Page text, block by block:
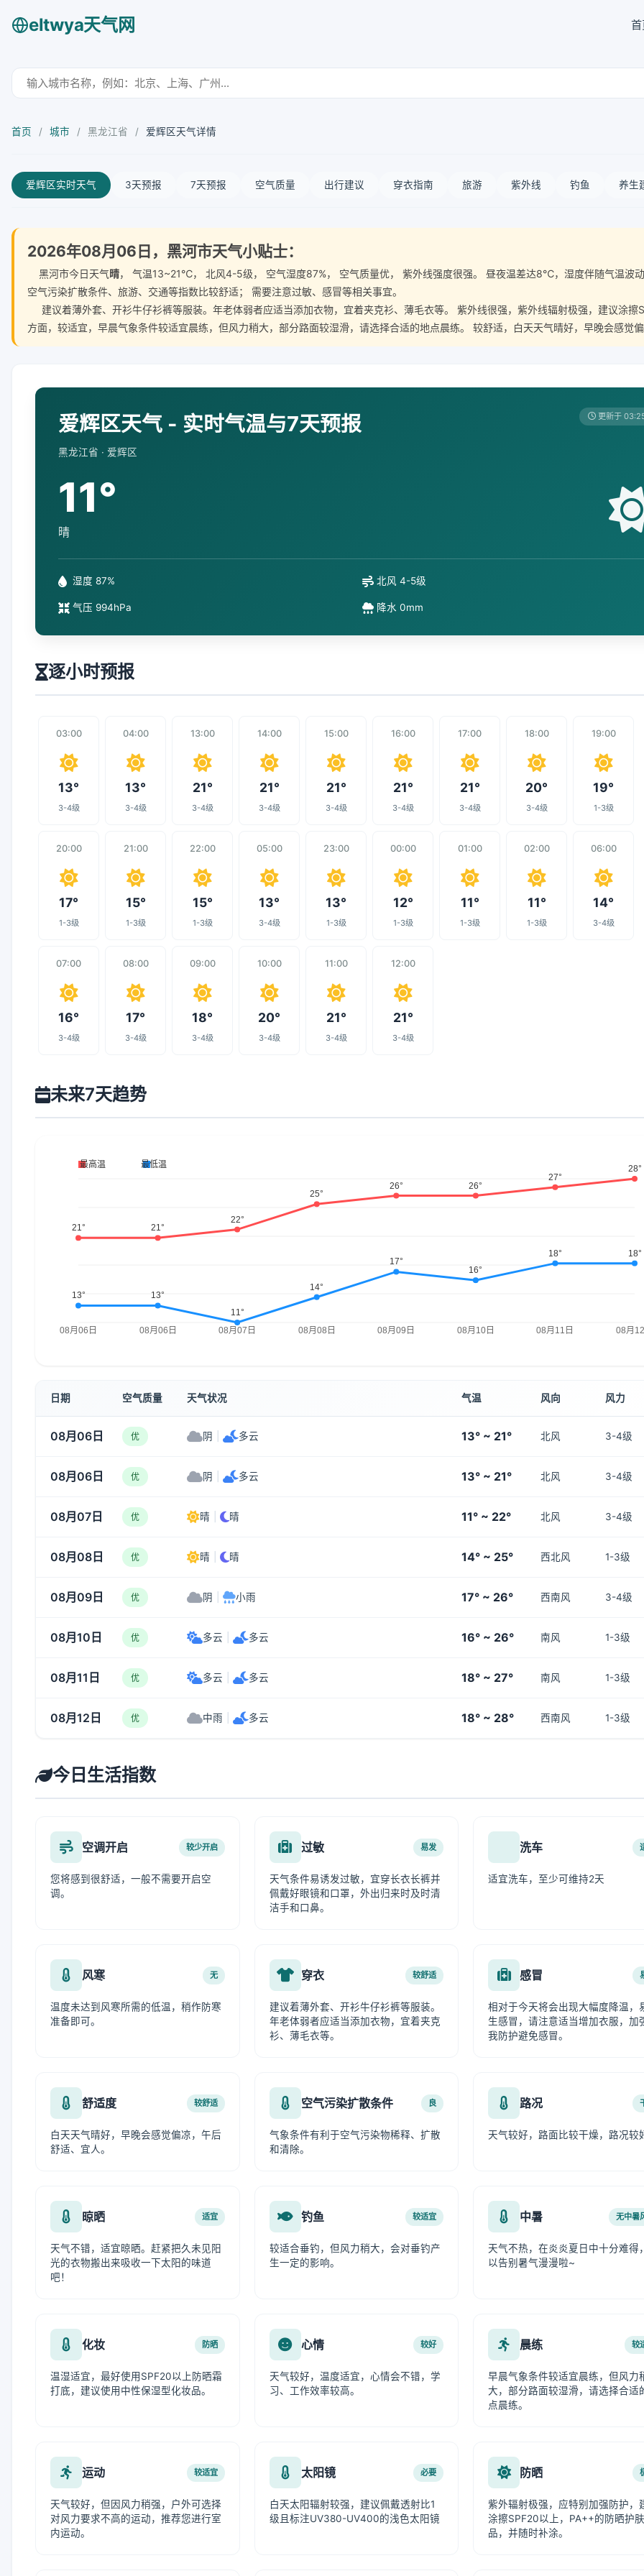
eltwya天气网
首页 / 城市 / 黑龙江省 / 爱辉区天气详情
爱辉区实时天气 3天预报 7天预报 空气质量 出行建议 穿衣指南 旅游 紫外线 钓鱼 养生
2026年08月06日，黑河市天气小贴士：
黑河市今日天气晴， 气温13~21℃， 北风4-5级， 空气湿度87%， 空气质量优， 紫外线强度很强。 昼夜温差达8℃，湿度伴随气温波
空气污染扩散条件、旅游、交通等指数比较舒适； 需要注意过敏、感冒等相关事宜。
建议着薄外套、开衫牛仔衫裤等服装。年老体弱者应适当添加衣物，宜着夹克衫、薄毛衣等。 紫外线很强，紫外线辐射极强，建议涂
方面，较适宜，早晨气象条件较适宜晨练，但风力稍大，部分路面较湿滑，请选择合适的地点晨练。 较舒适，白天天气晴好，早晚会感觉
爱辉区天气 - 实时气温与7天预报
黑龙江省 · 爱辉区
更新于
11°
晴
湿度 87% 北风 4-5级
气压 994hPa 降水 0mm
逐小时预报
03:00
13°
3-4级
04:00
13°
3-4级
13:00
21°
3-4级
14:00
21°
3-4级
15:00
21°
3-4级
16:00
21°
3-4级
17:00
21°
3-4级
18:00
20°
3-4级
19:00
19°
1-3级
20:00
17°
1-3级
21:00
15°
1-3级
22:00
15°
1-3级
05:00
13°
3-4级
23:00
13°
1-3级
00:00
12°
1-3级
01:00
11°
1-3级
02:00
11°
1-3级
06:00
14°
3-4级
07:00
16°
3-4级
08:00
17°
3-4级
09:00
18°
3-4级
10:00
20°
3-4级
11:00
21°
3-4级
12:00
21°
3-4级
未来7天趋势
日期 空气质量 天气状况 气温 风向 风力
08月06日 优 阴 多云 13° ~ 21° 北风 3-4级
08月06日 优 阴 多云 13° ~ 21° 北风 3-4级
08月07日 优 晴 晴 11° ~ 22° 北风 3-4级
08月08日 优 晴 晴 14° ~ 25° 西北风 1-3级
08月09日 优 阴 小雨 17° ~ 26° 西南风 3-4级
08月10日 优 多云 多云 16° ~ 26° 南风 1-3级
08月11日 优 多云 多云 18° ~ 27° 南风 1-3级
08月12日 优 中雨 多云 18° ~ 28° 西南风 1-3级
今日生活指数
空调开启 较少开启
您将感到很舒适，一般不需要开启空
调。
过敏 易发
天气条件易诱发过敏，宜穿长衣长裤并
佩戴好眼镜和口罩，外出归来时及时清
洁手和口鼻。
洗车
适宜洗车，至少可维持2天
风寒 无
温度未达到风寒所需的低温，稍作防寒
准备即可。
穿衣 较舒适
建议着薄外套、开衫牛仔衫裤等服装。
年老体弱者应适当添加衣物，宜着夹克
衫、薄毛衣等。
感冒
相对于今天将会出现大幅度降温，
生感冒，请注意适当增加衣服，加
我防护避免感冒。
舒适度 较舒适
白天天气晴好，早晚会感觉偏凉，午后
舒适、宜人。
空气污染扩散条件 良
气象条件有利于空气污染物稀释、扩散
和清除。
路况
天气较好，路面比较干燥，路况较
晾晒 适宜
天气不错，适宜晾晒。赶紧把久未见阳
光的衣物搬出来吸收一下太阳的味道
吧！
钓鱼 较适宜
较适合垂钓，但风力稍大，会对垂钓产
生一定的影响。
中暑 无中暑
天气不热，在炎炎夏日中十分难得
以告别暑气漫漫啦~
化妆 防晒
温湿适宜，最好使用SPF20以上防晒霜
打底，建议使用中性保湿型化妆品。
心情 较好
天气较好，温度适宜，心情会不错，学
习、工作效率较高。
晨练 较
早晨气象条件较适宜晨练，但风力
大，部分路面较湿滑，请选择合适
点晨练。
运动 较适宜
天气较好，但因风力稍强，户外可选择
对风力要求不高的运动，推荐您进行室
内运动。
太阳镜 必要
白天太阳辐射较强，建议佩戴透射比1
级且标注UV380-UV400的浅色太阳镜
防晒
紫外辐射极强，应特别加强防护，
涂擦SPF20以上，PA++的防晒护
品，并随时补涂。